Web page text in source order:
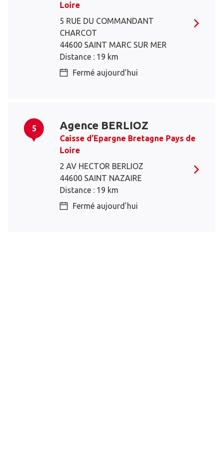
Loire
5 RUE DU COMMANDANT
CHARCOT
44600 SAINT MARC SUR MER
Distance : 19 km
Fermé aujourd’hui
5 Agence BERLIOZ
Caisse d’Epargne Bretagne Pays de
Loire
2 AV HECTOR BERLIOZ
44600 SAINT NAZAIRE
Distance : 19 km
Fermé aujourd’hui